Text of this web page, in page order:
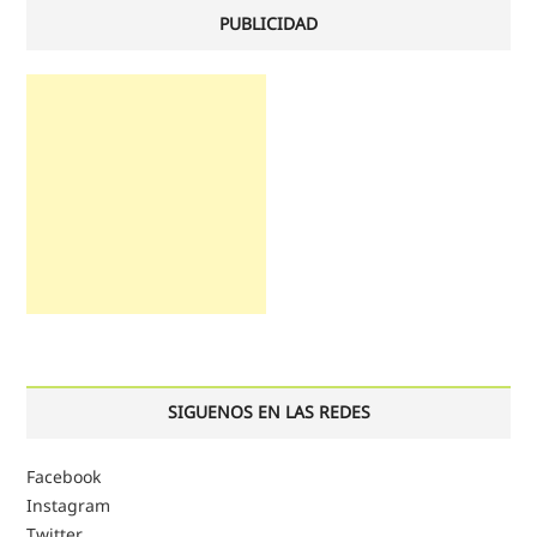
PUBLICIDAD
SIGUENOS EN LAS REDES
Facebook
Instagram